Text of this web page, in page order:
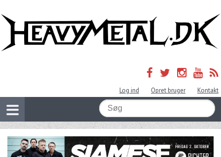
Log ind Opret bruger Kontakt